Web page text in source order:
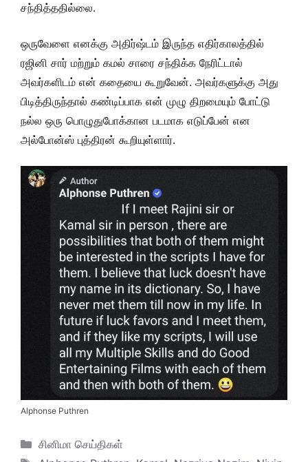
சந்தித்ததில்லை.
ஒருவேளை எனக்கு அதிர்ஷ்டம் இருந்த எதிர்காலத்தில்
ரஜினி சார் மற்றும் கமல் சாரை சந்திக்க நேரிட்டால்
அவர்களிடம் என் கதையை கூறுவேன். அவர்களுக்கு அது
பிடித்திருந்தால் கண்டிப்பாக என் முழு திறமையும் போட்டு
நல்ல ஒரு பொழுதுபோக்கான படமாக எடுப்பேன் என
அல்போன்ஸ் புத்திரன் கூறியுள்ளார்.
Alphonse Puthren
Categories
சினிமா செய்திகள்